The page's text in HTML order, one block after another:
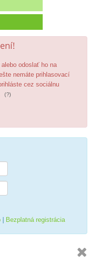
odoslať ho na
nemáte prihlasovací
cez sociálnu
(?)
Bezplatná registrácia
